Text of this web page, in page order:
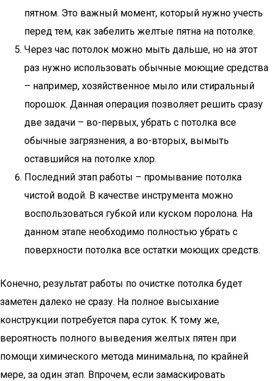
пятном. Это важный момент, который нужно учесть
перед тем, как забелить желтые пятна на потолке.
Через час потолок можно мыть дальше, но на этот
раз нужно использовать обычные моющие средства
– например, хозяйственное мыло или стиральный
порошок. Данная операция позволяет решить сразу
две задачи – во-первых, убрать с потолка все
обычные загрязнения, а во-вторых, вымыть
оставшийся на потолке хлор.
Последний этап работы – промывание потолка
чистой водой. В качестве инструмента можно
воспользоваться губкой или куском поролона. На
данном этапе необходимо полностью убрать с
поверхности потолка все остатки моющих средств.
Конечно, результат работы по очистке потолка будет
заметен далеко не сразу. На полное высыхание
конструкции потребуется пара суток. К тому же,
вероятность полного выведения желтых пятен при
помощи химического метода минимальна, по крайней
мере, за один этап. Впрочем, если замаскировать